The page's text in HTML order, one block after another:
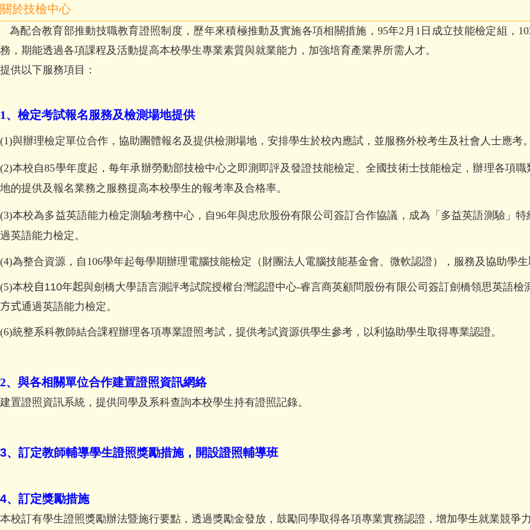
關於技檢中心
為配合教育部推動技職教育證照制度，歷年來積極推動及實施各項相關措施，95年2月1日成立技能檢定組，
務，期能透過各項課程及活動提高本校學生專業素質與就業能力，加強培育產業界所需人才。
提供以下服務項目：
1、檢定考試報名服務及檢測場地提供
(1)與辦理檢定單位合作，協助團體報名及提供檢測場地，安排學生於校內應試，並服務外校考生及社會人士應考。
(2)本校自85學年度起，每年承辦勞動部技檢中心之即測即評及發證技能檢定、全國技術士技能檢定，辦理各項
地的提供及報名業務之服務提高本校學生的報考率及合格率。
(3)本校為多益英語能力檢定測驗考務中心，自96年與忠欣股份有限公司簽訂合作協議，成為「多益英語測驗」
過英語能力檢定。
(4)為整合資源，自106學年起每學期辦理電腦技能檢定（財團法人電腦技能基金會、微軟認證），服務及協助學生
(5)本校 自 110年起與劍橋大學語言測評考試院授權台灣認證中心-睿言商英顧問股份有限公司簽訂劍橋領思英語檢
方式通過英語能力檢定。
(6)統整系科教師結合課程辦理各項專業證照考試，提供考試資源供學生參考，以利協助學生取得專業認證。
2、與各相關單位合作建置證照資訊網絡
建置證照資訊系統，提供同學及系科查詢本校學生持有證照記錄。
3、 訂定教師輔導學生證照獎勵措施，開設證照輔導班
4、 訂定獎勵措施
本校訂有學生證照獎勵辦法暨施行要點，透過獎勵金發放，鼓勵同學取得各項專業實務認證，增加學生就業競爭力